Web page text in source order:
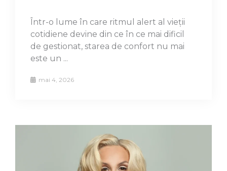
Într-o lume în care ritmul alert al vieții
cotidiene devine din ce în ce mai dificil
de gestionat, starea de confort nu mai
este un ...
mai 4, 2026